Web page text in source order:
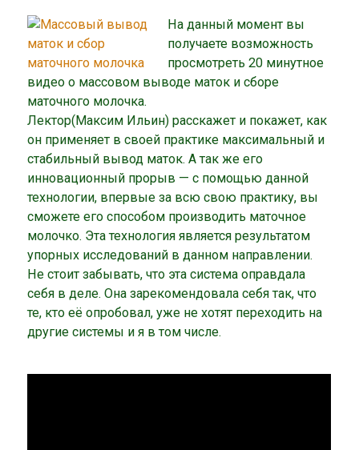
На данный момент вы
получаете возможность
просмотреть 20 минутное
видео о массовом выводе маток и сборе
маточного молочка.
Лектор(Максим Ильин) расскажет и покажет, как
он применяет в своей практике максимальный и
стабильный вывод маток. А так же его
инновационный прорыв — с помощью данной
технологии, впервые за всю свою практику, вы
сможете его способом производить маточное
молочко. Эта технология является результатом
упорных исследований в данном направлении.
Не стоит забывать, что эта система оправдала
себя в деле. Она зарекомендовала себя так, что
те, кто её опробовал, уже не хотят переходить на
другие системы и я в том числе.